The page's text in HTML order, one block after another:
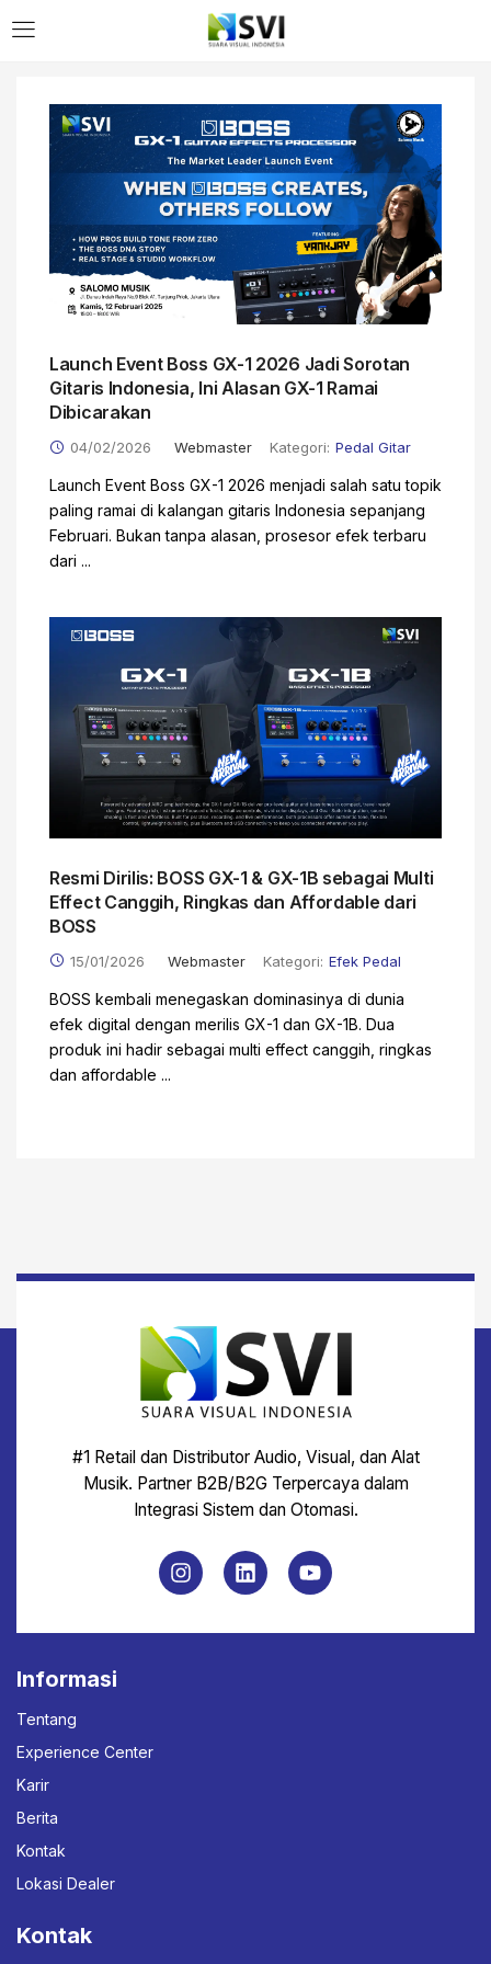
Launch Event Boss GX-1 2026 Jadi Sorotan
Gitaris Indonesia, Ini Alasan GX-1 Ramai
Dibicarakan
04/02/2026 Webmaster Kategori: Pedal Gitar
Launch Event Boss GX-1 2026 menjadi salah satu topik
paling ramai di kalangan gitaris Indonesia sepanjang
Februari. Bukan tanpa alasan, prosesor efek terbaru
dari ...
Resmi Dirilis: BOSS GX-1 & GX-1B sebagai Multi
Effect Canggih, Ringkas dan Affordable dari
BOSS
15/01/2026 Webmaster Kategori: Efek Pedal
BOSS kembali menegaskan dominasinya di dunia
efek digital dengan merilis GX-1 dan GX-1B. Dua
produk ini hadir sebagai multi effect canggih, ringkas
dan affordable ...
#1 Retail dan Distributor Audio, Visual, dan Alat
Musik. Partner B2B/B2G Terpercaya dalam
Integrasi Sistem dan Otomasi.
Informasi
Tentang
Experience Center
Karir
Berita
Kontak
Lokasi Dealer
Kontak